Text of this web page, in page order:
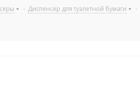
- Диспенсер для туалетной бумаги -